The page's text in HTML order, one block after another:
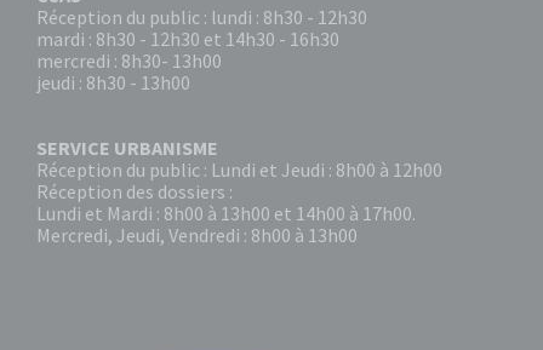
Réception du public : lundi : 8h30 - 12h30
mardi : 8h30 - 12h30 et 14h30 - 16h30
mercredi : 8h30- 13h00
jeudi : 8h30 - 13h00
SERVICE URBANISME
Réception du public : Lundi et Jeudi : 8h00 à 12h00
Réception des dossiers :
Lundi et Mardi : 8h00 à 13h00 et 14h00 à 17h00.
Mercredi, Jeudi, Vendredi : 8h00 à 13h00